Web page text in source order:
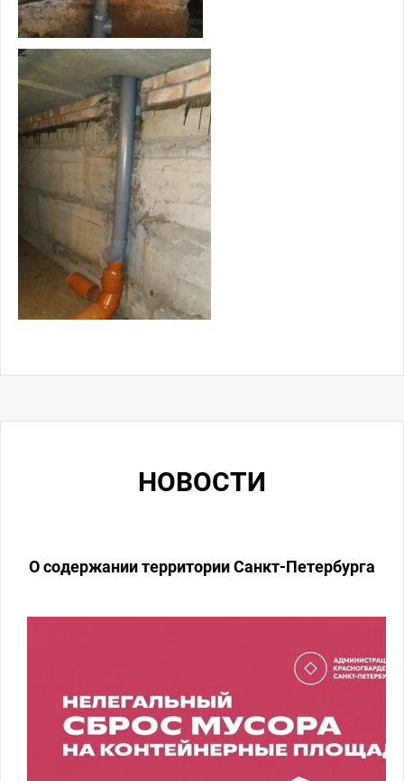
НОВОСТИ
О содержании территории Санкт-Петербурга